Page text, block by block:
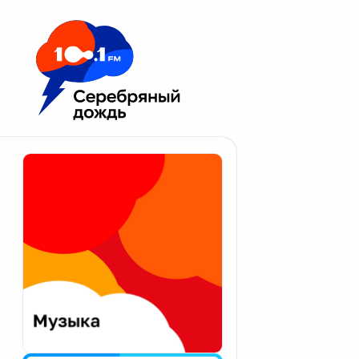
Москва 100.1 FM
Апатиты
Екатеринбург
Калининград
Калуга